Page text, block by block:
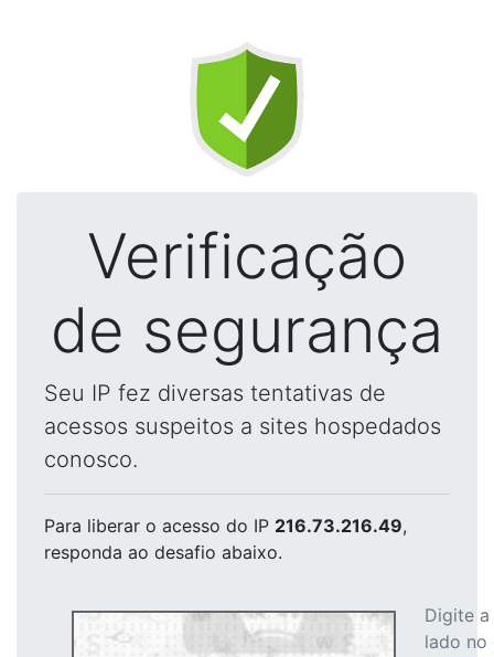
Verificação
de segurança
Seu IP fez diversas tentativas de
acessos suspeitos a sites hospedados
conosco.
Para liberar o acesso do IP 216.73.216.49,
responda ao desafio abaixo.
Digite
lado no